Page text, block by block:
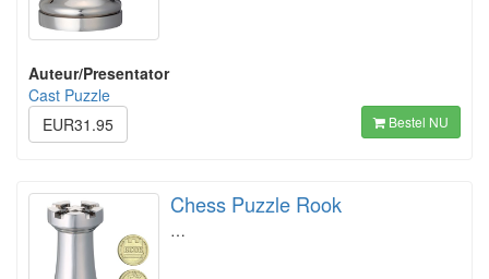
Auteur/Presentator
Cast Puzzle
EUR31.95
Bestel NU
Chess Puzzle Rook
…